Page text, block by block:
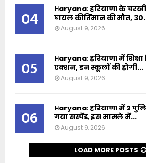
04
Haryana: हरियाणा के
घायल कीर्तिमान की मौत,
August 9, 2026
05
Haryana: हरियाणा में
एक्शन, इन स्कूलों की होगी...
August 9, 2026
06
Haryana: हरियाणा में 2
गया सस्पेंड, इस मामले में...
August 9, 2026
LOAD MORE POSTS